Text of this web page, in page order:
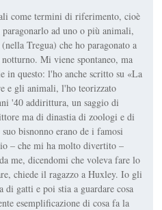
come termini di riferimento, cioè
ad uno o più animali,
Tregua) che ho paragonato a
Mi viene spontaneo, ma
in questo: l'ho anche scritto su «La
e gli animali, l'ho teorizzato
'40 addirittura, un saggio di
ma di dinastia di zoologi e di
bisnonno erano de i famosi
– che mi ha molto divertito –
me, dicendomi che voleva fare lo
chiede il ragazzo a Huxley. Io gli
gatti e poi stia a guardare cosa
esemplificazione di cosa fa la